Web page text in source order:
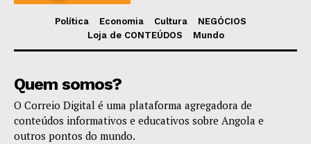
Política Economia Cultura
NEGÓCIOS
Loja de CONTEÚDOS
Mundo
Quem somos?
O Correio Digital é uma plataforma agregadora de
conteúdos informativos e educativos sobre Angola e
outros pontos do mundo.